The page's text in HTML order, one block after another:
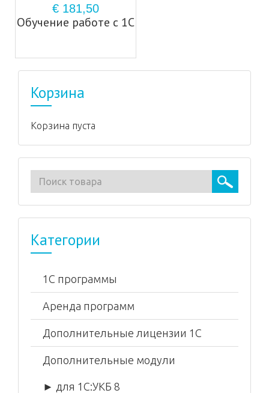
€ 181,50
Обучение работе с 1С
Корзина
Корзина пуста
Категории
1С программы
Аренда программ
Дополнительные лицензии 1С
Дополнительные модули
► для 1С:УКБ 8